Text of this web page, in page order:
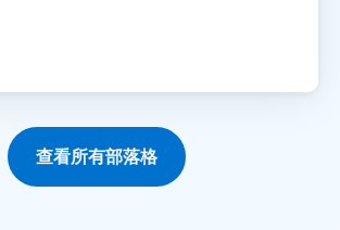
查看所有部落格